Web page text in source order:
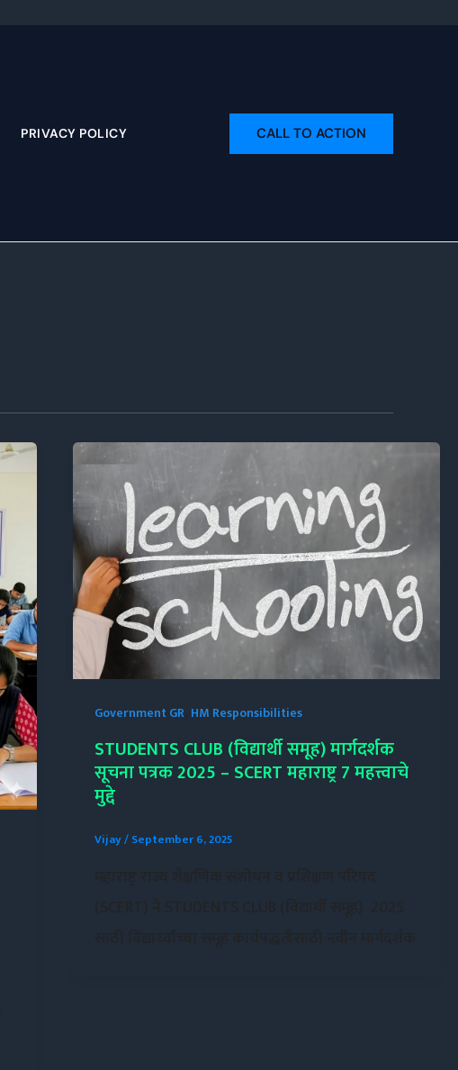
PRIVACY POLICY CALL TO ACTION
Government GR, HM Responsibilities
STUDENTS CLUB (विद्यार्थी समूह) मार्गदर्शक
सूचना पत्रक 2025 – SCERT महाराष्ट्र 7 महत्त्वाचे
मुद्दे
Vijay/September 6, 2025